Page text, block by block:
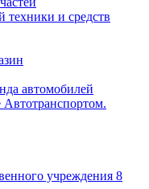
техники и средств
автомобилей
учреждения 8